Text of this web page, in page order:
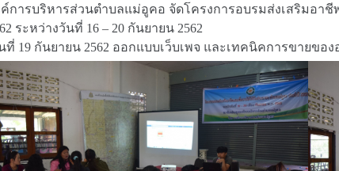
ค์การบริหารส่วนตำบลแม่อูคอ จัดโครงการอบรมส่งเสริมอา
ระหว่างวันที่ 16 – 20 กันยายน 2562
ที่ 19 กันยายน 2562 ออกแบบเว็บเพจ และเทคนิคการขายขอ